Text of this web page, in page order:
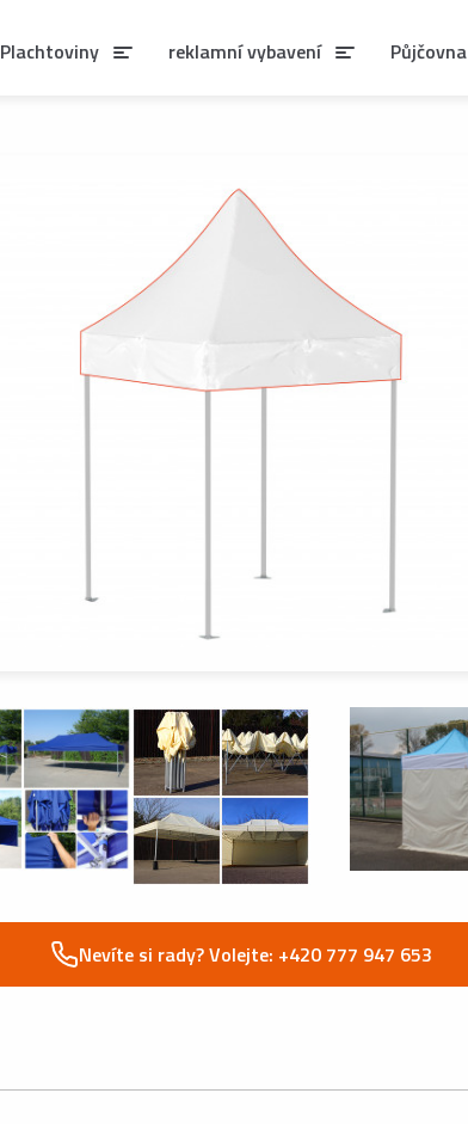
Nevíte si rady? Volejte: +420 777 947 653
Plachtoviny reklamní vybavení Půjčovna